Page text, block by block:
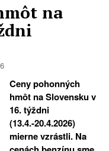
na
Ceny pohonných
hmôt na Slovensku v
16. týždni
(13.4.-20.4.2026)
mierne vzrástli. Na